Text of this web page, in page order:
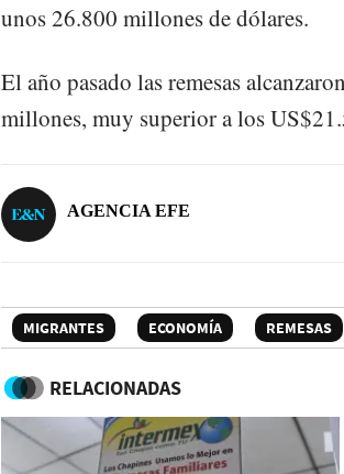
unos 26.800 millones de dólares.
El año pasado las remesas
millones, muy superior a los
AGENCIA EFE
MIGRANTES ECONOMÍA REMESAS
RELACIONADAS